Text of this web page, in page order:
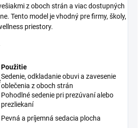
z oboch strán a viac dostupných
Tento model je vhodný pre firmy, školy,
priestory.
Použitie
Sedenie, odkladanie obuvi a zavesenie
oblečenia z oboch strán
Pohodlné sedenie pri prezúvaní alebo
prezliekaní
Pevná a príjemná sedacia plocha